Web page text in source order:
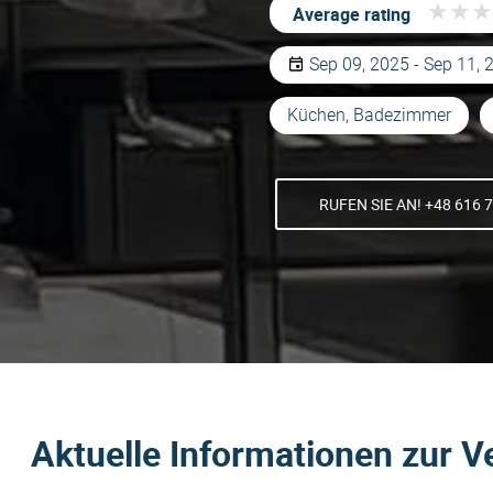
Average rating ★ ★ ★
★ ★ ★
Sep 09, 2025 - Sep 11,
Küchen, Badezimmer
RUFEN SIE AN! +48 616
Aktuelle Informationen zur